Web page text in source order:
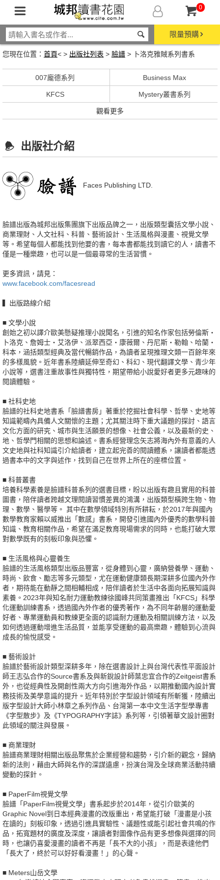
0
限量預購
您現在位置： 首頁< > 出版社列表 > 臉譜 > 卜洛克雅賊系列書系
007龐德系列 Business Max
KFCS Mystery叢書系列
觀看更多
出版社介紹
Faces Publishing LTD.
臉譜出版為城邦出版集團旗下出版品牌之一，出版類型囊括文學小說、
商業理財、人文社科、科普、藝術設計、生活風格與漫畫、視覺文學
等。希望每個人都能找到他要的書，每本書都能找到讀它的人，讀書不
僅是一種樂趣，也可以是一個最尋常的生活習慣。
更多資訊，請見：
www.facebook.com/facesread
▍出版路線介紹
■ 文學小說
創始之初以譯介歐美懸疑推理小說聞名，引進的知名作家包括勞倫斯‧
卜洛克、詹姆士‧艾洛伊、派翠西亞‧康薇爾、丹尼斯‧勒翰、哈蘭‧
科本，涵括類型經典及當代暢銷作品，為讀者呈現推理文類一百餘年來
的多樣風貌。近年書系陸續延伸至奇幻、科幻、現代翻譯文學、青少年
小說等，選書注重故事性與獨特性，期望帶給小說愛好者更多元趣味的
閱讀體驗。
■ 社科史地
臉譜的社科史地書系「臉譜書房」著重於挖掘社會科學、哲學、史地等
知識範疇內具備人文關懷的主題；尤其關注時下重大議題的探討、語言
文化方面的研究、城市與生活願景的想像、社會公義，以及最新的史、
地、哲學門相關的思想和論述。書系經營理念矢志將海內外有意義的人
文史地與社科知識引介給讀者，建立起完善的閱讀體系，讓讀者都能透
過書本中的文字與述作，找到自己在世界上所在的座標位置。
■ 科普叢書
培養科學素養是臉譜科普系列的選書目標，盼以出版有趣且實用的科普
圖書，陪伴讀者跨越文理閱讀習慣差異的鴻溝，出版類型橫跨生物、物
理、數學、醫學等。 其中在數學領域特別有所耕耘，於2017年與國內
數學教育家賴以威推出「數感」書系，開發引進國內外優秀的數學科普
知識、教育相關作品，希望在滿足教育現場需求的同時，也能打破大眾
對數學既有的刻板印象與恐懼。
■ 生活風格與心靈養生
臉譜的生活風格類型出版品豐富，從身體到心靈，廣納營養學、運動、
時尚、飲食、勵志等多元類型，尤在運動健康類長期深耕多位國內外作
者，期待能在動靜之間相輔相成，陪伴讀者於生活中各面向拓展知識與
素養。2023年與知名耐力運動教練徐國峰共同策畫推出「KFCS」科學
化運動訓練書系，透過國內外作者的優秀著作，為不同年齡層的運動愛
好者、專業運動員和教練更全面的認識耐力運動及相關訓練方法，以及
如何透過運動增進生活品質，並能享受運動的最高樂趣，體驗到心流與
成長的愉悅感受。
■ 藝術設計
臉譜於藝術設計類型深耕多年，除在選書設計上與台灣代表性平面設計
師王志弘合作的Source書系及與新銳設計師葉忠宜合作的Zeitgeist書系
外，也從經典性及開創性兩大方向引進海外作品，以期推動國內設計實
務技術及美學意識的提升。近年特別於字型設計領域有所斬獲，陸續出
版字型設計大師小林章之系列作品、台灣第一本中文生活字型學專書
《字型散步》及《TYPOGRAPHY字誌》系列等，引領著華文設計圈對
此領域的關注與發展。
■ 商業理財
臉譜商業理財相關出版品聚焦於企業經營和趨勢，引介新的觀念，歸納
新的法則，藉由大師與名作的深謀遠慮，扮演台灣及全球商業活動持續
變動的探針。
■ PaperFilm視覺文學
臉譜「PaperFilm視覺文學」書系起步於2014年，從引介歐美的
Graphic Novel到日本經典漫畫的改版重出，希望能打破「漫畫是小孩
在讀的」刻板印象，透過引進具實驗性、議題性或能引起社會共鳴的作
品，拓寬題材的廣度及深度，讓讀者對圖像作品有更多想像與選擇的同
時，也讓仍喜愛漫畫的讀者不再是「長不大的小孩」，而是表達他們
「長大了，終於可以好好看漫畫！」的心聲。
■ Meters山岳文學